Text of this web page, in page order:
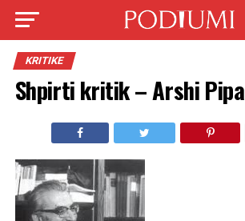
KRITIKE
Shpirti kritik – Arshi Pipa